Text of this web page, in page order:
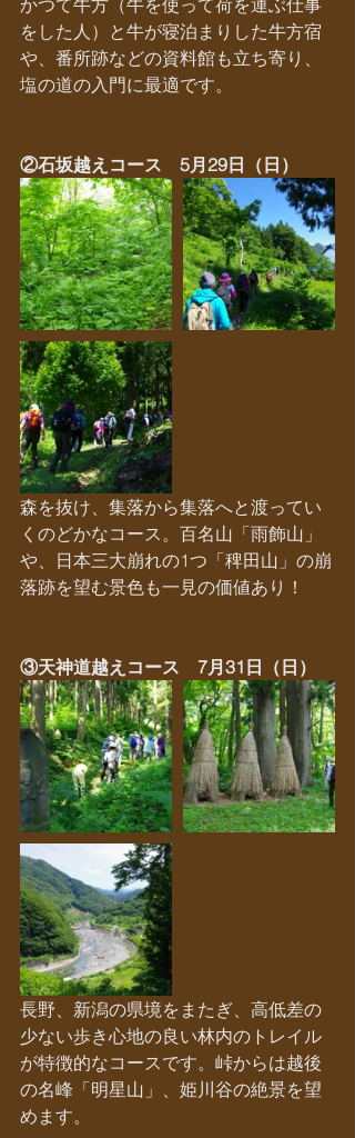
をした人）と牛が寝泊まりした牛方宿
や、番所跡などの資料館も立ち寄り、
塩の道の入門に最適です。
②石坂越えコース　5月29日（日）
森を抜け、集落から集落へと渡ってい
くのどかなコース。百名山「雨飾山」
や、日本三大崩れの1つ「稗田山」の崩
落跡を望む景色も一見の価値あり！
③天神道越えコース　7月31日（日）
長野、新潟の県境をまたぎ、高低差の
少ない歩き心地の良い林内のトレイル
が特徴的なコースです。峠からは越後
の名峰「明星山」、姫川谷の絶景を望
めます。